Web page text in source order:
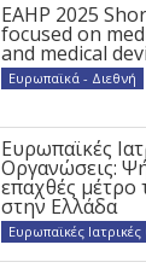
EAHP 2025
focused on
and medical
Ευρωπαϊκά - Διεθνή
Ευρωπαϊκές
Οργανώσεις:
επαχθές μέτρο
στην Ελλάδα
Ευρωπαϊκές